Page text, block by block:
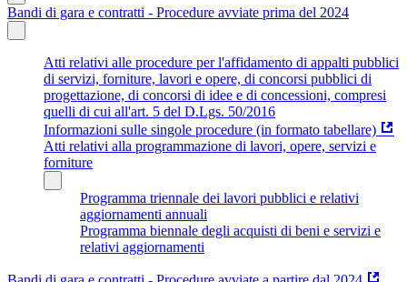
Bandi di gara e contratti - Procedure avviate prima del 2024
Atti relativi alle procedure per l'affidamento di appalti pubblici
di servizi, forniture, lavori e opere, di concorsi pubblici di
progettazione, di concorsi di idee e di concessioni, compresi
quelli di cui all'art. 5 del D.Lgs. 50/2016
Informazioni sulle singole procedure (in formato tabellare)
Atti relativi alla programmazione di lavori, opere, servizi e
forniture
Programma triennale dei lavori pubblici e relativi
aggiornamenti annuali
Programma biennale degli acquisti di beni e servizi e
relativi aggiornamenti